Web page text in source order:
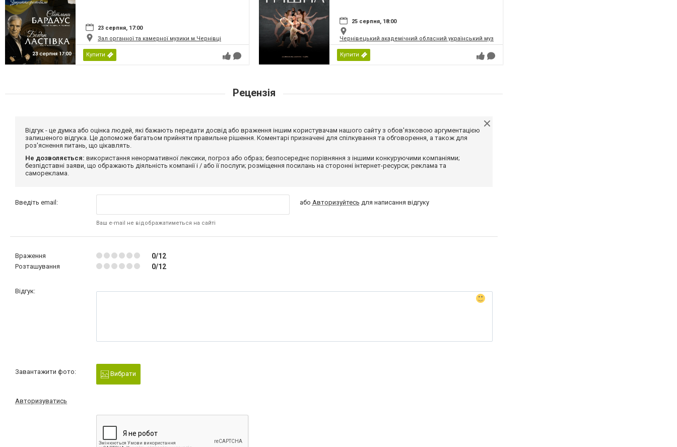
23 серпня, 17:00
Зал органної та камерної музики м.Чернівці
Купити
25 серпня, 18:00
Чернівецький академічний обласний український музично-драматичний театр ім. О.Кобилянської
Купити
Рецензія
Відгук - це думка або оцінка людей, які бажають передати досвід або враження іншим користувачам нашого сайту з обов'язковою аргументацією
залишеного відгука. Це допоможе багатьом прийняти правильне рішення. Коментарі призначені для спілкування та обговорення, а також для
роз'яснення питань, що цікавлять.
Не дозволяється: використання ненормативної лексики, погроз або образ; безпосереднє порівняння з іншими конкуруючими компаніями;
безпідставні заяви, що ображають діяльність компанії і / або її послуги; розміщення посилань на сторонні інтернет-ресурси; реклама та
самореклама.
Введіть email:
Ваш e-mail не відображатиметься на сайті
або Авторизуйтесь для написання відгуку
Враження 0/12
Розташування 0/12
Відгук:
Завантажити фото: Вибрати
Авторизуватись